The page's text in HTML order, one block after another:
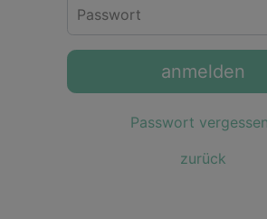
anmelden
Passwort
zurück